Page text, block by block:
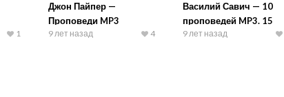
1
Джон Пайпер —
Проповеди MP3
9 лет назад 4
Василий Савич — 10
проповедей MP3. 15
9 лет назад